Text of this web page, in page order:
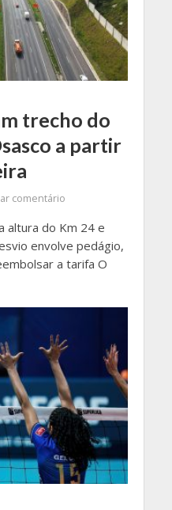
trecho do
a partir
comentário
altura do Km 24 e
envolve pedágio,
a tarifa O